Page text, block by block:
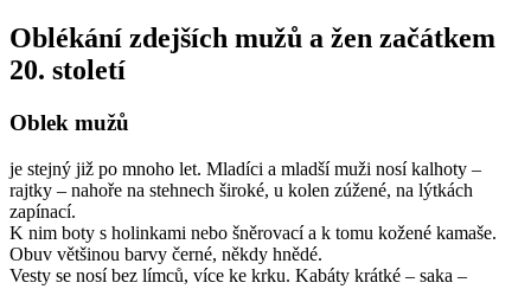
Oblékání zdejších mužů a žen začátkem
20. století
Oblek mužů
je stejný již po mnoho let. Mladíci a mladší muži nosí kalhoty –
rajtky – nahoře na stehnech široké, u kolen zúžené, na lýtkách
zapínací.
K nim boty s holinkami nebo šněrovací a k tomu kožené kamaše.
Obuv většinou barvy černé, někdy hnědé.
Vesty se nosí bez límců, více ke krku. Kabáty krátké – saka –